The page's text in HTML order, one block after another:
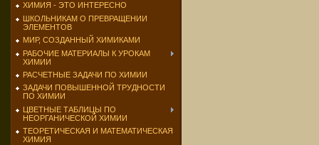
ХИМИЯ - ЭТО ИНТЕРЕСНО
ШКОЛЬНИКАМ О ПРЕВРАЩЕНИИ
ЭЛЕМЕНТОВ
МИР, СОЗДАННЫЙ ХИМИКАМИ
РАБОЧИЕ МАТЕРИАЛЫ К УРОКАМ
ХИМИИ
РАСЧЕТНЫЕ ЗАДАЧИ ПО ХИМИИ
ЗАДАЧИ ПОВЫШЕННОЙ ТРУДНОСТИ
ПО ХИМИИ
ЦВЕТНЫЕ ТАБЛИЦЫ ПО
НЕОРГАНИЧЕСКОЙ ХИМИИ
ТЕОРЕТИЧЕСКАЯ И МАТЕМАТИЧЕСКАЯ
ХИМИЯ